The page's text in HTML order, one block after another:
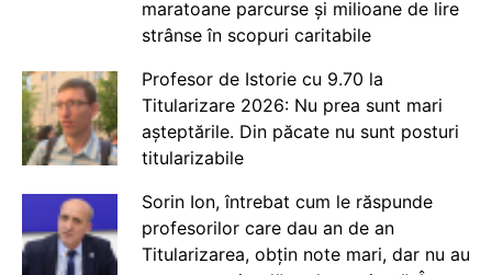
maratoane parcurse și milioane de lire
strânse în scopuri caritabile
Profesor de Istorie cu 9.70 la
Titularizare 2026: Nu prea sunt mari
așteptările. Din păcate nu sunt posturi
titularizabile
Sorin Ion, întrebat cum le răspunde
profesorilor care dau an de an
Titularizarea, obțin note mari, dar nu au